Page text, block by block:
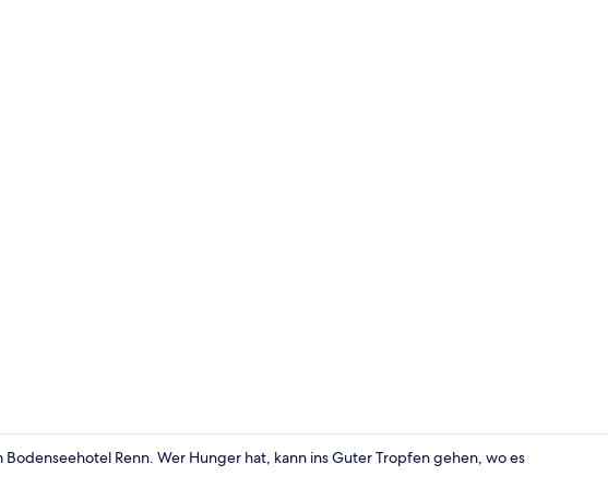
Renn. Wer Hunger hat, kann ins Guter Tropfen gehen, wo es